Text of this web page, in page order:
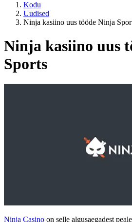
Kodu
Uudised
Ninja kasiino uus tööde Ninja
Ninja kasiino uus
Sports
Ninja Casino on selle algusaegadest